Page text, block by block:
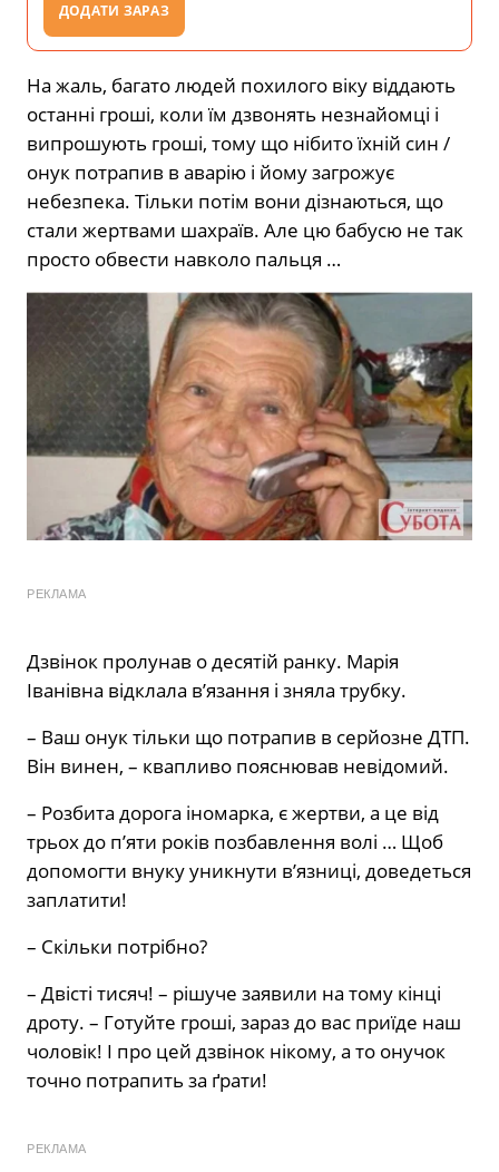
ДОДАТИ ЗАРАЗ
На жаль, багато людей похилого віку віддають
останні гроші, коли їм дзвонять незнайомці і
випрошують гроші, тому що нібито їхній син /
онук потрапив в аварію і йому загрожує
небезпека. Тільки потім вони дізнаються, що
стали жертвами шахраїв. Але цю бабусю не так
просто обвести навколо пальця …
РЕКЛАМА
Дзвінок пролунав о десятій ранку. Марія
Іванівна відклала в’язання і зняла трубку.
– Ваш онук тільки що потрапив в серйозне ДТП.
Він винен, – квапливо пояснював невідомий.
– Розбита дорога іномарка, є жертви, а це від
трьох до п’яти років позбавлення волі … Щоб
допомогти внуку уникнути в’язниці, доведеться
заплатити!
– Скільки потрібно?
– Двісті тисяч! – рішуче заявили на тому кінці
дроту. – Готуйте гроші, зараз до вас приїде наш
чоловік! І про цей дзвінок нікому, а то онучок
точно потрапить за ґрати!
РЕКЛАМА